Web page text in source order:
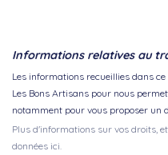
Informations relatives au
Les informations recueillies dans
Les Bons Artisans pour nous
notamment pour vous proposer un
Plus d'informations sur vos droits,
données ici.